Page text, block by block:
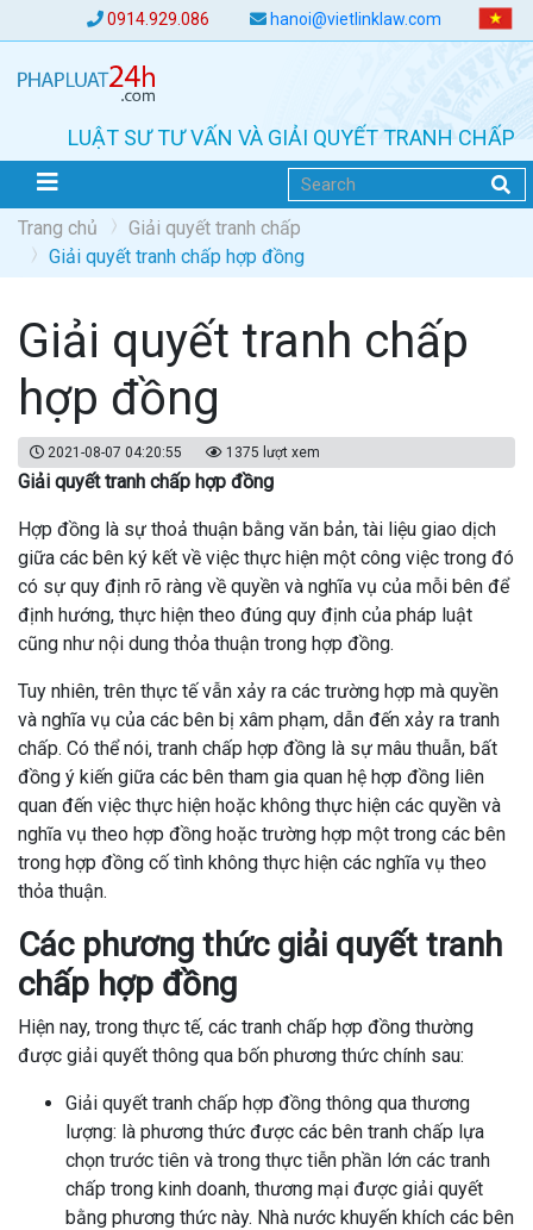
0914.929.086 hanoi@vietlinklaw.com
LUẬT SƯ TƯ VẤN VÀ GIẢI QUYẾT TRANH CHẤP
Trang chủ
Giải quyết tranh chấp
Giải quyết tranh chấp hợp đồng
Giải quyết tranh chấp
hợp đồng
2021-08-07 04:20:55 1375 lượt xem
Giải quyết tranh chấp hợp đồng
Hợp đồng là sự thoả thuận bằng văn bản, tài liệu giao dịch
giữa các bên ký kết về việc thực hiện một công việc trong đó
có sự quy định rõ ràng về quyền và nghĩa vụ của mỗi bên để
định hướng, thực hiện theo đúng quy định của pháp luật
cũng như nội dung thỏa thuận trong hợp đồng.
Tuy nhiên, trên thực tế vẫn xảy ra các trường hợp mà quyền
và nghĩa vụ của các bên bị xâm phạm, dẫn đến xảy ra tranh
chấp. Có thể nói, tranh chấp hợp đồng là sự mâu thuẫn, bất
đồng ý kiến giữa các bên tham gia quan hệ hợp đồng liên
quan đến việc thực hiện hoặc không thực hiện các quyền và
nghĩa vụ theo hợp đồng hoặc trường hợp một trong các bên
trong hợp đồng cố tình không thực hiện các nghĩa vụ theo
thỏa thuận.
Các phương thức giải quyết tranh
chấp hợp đồng
Hiện nay, trong thực tế, các tranh chấp hợp đồng thường
được giải quyết thông qua bốn phương thức chính sau:
Giải quyết tranh chấp hợp đồng thông qua thương
lượng: là phương thức được các bên tranh chấp lựa
chọn trước tiên và trong thực tiễn phần lớn các tranh
chấp trong kinh doanh, thương mại được giải quyết
bằng phương thức này. Nhà nước khuyến khích các bên